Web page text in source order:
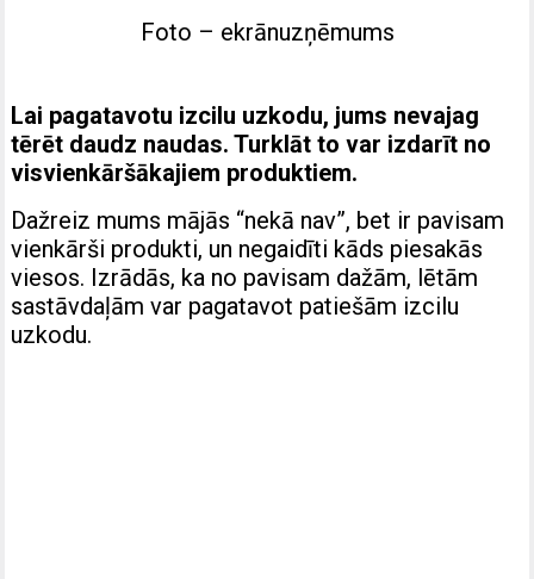
Foto – ekrānuzņēmums
Lai pagatavotu izcilu uzkodu, jums nevajag
tērēt daudz naudas. Turklāt to var izdarīt no
visvienkāršākajiem produktiem.
Dažreiz mums mājās “nekā nav”, bet ir pavisam
vienkārši produkti, un negaidīti kāds piesakās
viesos. Izrādās, ka no pavisam dažām, lētām
sastāvdaļām var pagatavot patiešām izcilu
uzkodu.